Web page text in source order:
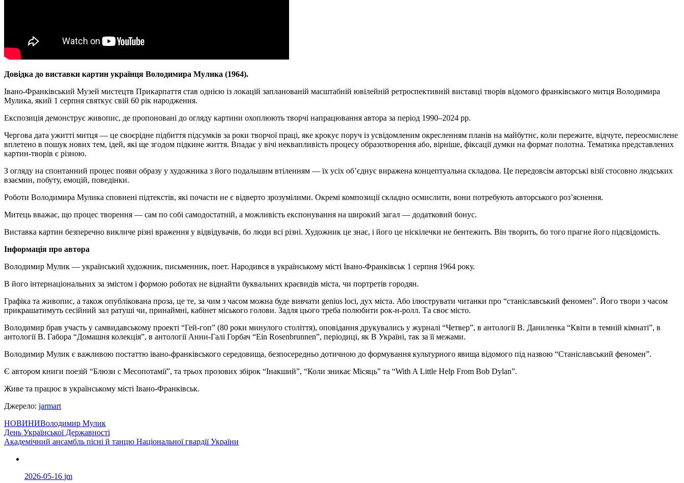
Довідка до виставки картин українця Володимира Мулика (1964).
Івано-Франківський Музей мистецтв Прикарпаття став однією із локацій запланованій масштабній ювілейній ретроспективній виставці творів відомого франківського митця Володимира
Мулика, який 1 серпня святкує свій 60 рік народження.
Експозиція демонструє живопис, де пропоновані до огляду картини охоплюють творчі напрацювання автора за період 1990–2024 рр.
Чергова дата ужитті митця — це своєрідне підбиття підсумків за роки творчої праці, яке крокує поруч із усвідомленим окресленням планів на майбутнє, коли пережите, відчуте, переосмислене
вплетено в пошук нових тем, ідей, які ще згодом підкине життя. Впадає у вічі неквапливість процесу образотворення або, вірніше, фіксації думки на формат полотна. Тематика представлених
картин-творів є різною.
З огляду на спонтанний процес появи образу у художника з його подальшим втіленням — їх усіх об’єднує виражена концептуальна складова. Це передовсім авторські візії стосовно людських
взаємин, побуту, емоцій, поведінки.
Роботи Володимира Мулика сповнені підтекстів, які почасти не є відверто зрозумілими. Окремі композиції складно осмислити, вони потребують авторського роз’яснення.
Митець вважає, що процес творення — сам по собі самодостатній, а можливість експонування на широкий загал — додатковий бонус.
Виставка картин безперечно викличе різні враження у відвідувачів, бо люди всі різні. Художник це знає, і його це ніскілечки не бентежить. Він творить, бо того прагне його підсвідомість.
Інформація про автора
Володимир Мулик — український художник, письменник, поет. Народився в українському місті Івано-Франківськ 1 серпня 1964 року.
В його інтернаціональних за змістом і формою роботах не віднайти буквальних краєвидів міста, чи портретів городян.
Графіка та живопис, а також опублікована проза, це те, за чим з часом можна буде вивчати genius loci, дух міста. Або ілюструвати читанки про “станіславський феномен”. Його твори з часом
прикрашатимуть сесійний зал ратуші чи, принаймні, кабінет міського голови. Задля цього треба полюбити рок-н-ролл. Та своє місто.
Володимир брав участь у самвидавському проекті “Гей-гоп” (80 роки минулого століття), оповідання друкувались у журналі “Четвер”, в антології В. Даниленка “Квіти в темній кімнаті”, в
антології В. Габора “Домашня колекція”, в антології Анни-Галі Горбач “Ein Rosenbrunnen”, періодиці, як B Україні, так за її межами.
Володимир Мулик є важливою постаттю івано-франківського середовища, безпосередньо дотичною до формування культурного явища відомого під назвою “Станіславський феномен”.
Є автором книги поезій “Блюзи с Месопотамії”, та трьох прозових збірок “Інакший”, “Коли зникає Місяць” та “With A Little Help From Bob Dylan”.
Живе та працює в українському місті Івано-Франківськ.
Джерело: jarmart
НОВИНИВолодимир Мулик
Навігація
записів
День Української Державності
Академічний ансамбль пісні й танцю Національної гвардії України
2026-05-16 jm